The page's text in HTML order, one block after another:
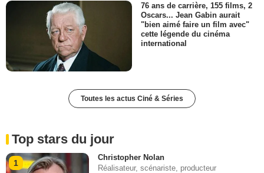
76 ans de carrière, 155 films, 2
Oscars... Jean Gabin aurait
"bien aimé faire un film avec"
cette légende du cinéma
international
Toutes les actus Ciné & Séries
Top stars du jour
1
Christopher Nolan
Réalisateur, scénariste, producteur